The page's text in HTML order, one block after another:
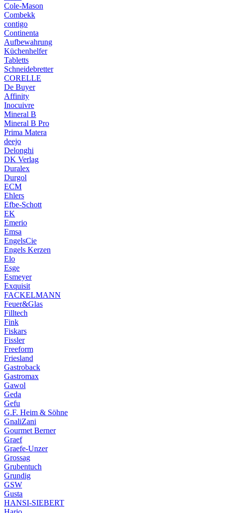
Cole-Mason
Combekk
contigo
Continenta
Aufbewahrung
Küchenhelfer
Tabletts
Schneidebretter
CORELLE
De Buyer
Affinity
Inocuivre
Mineral B
Mineral B Pro
Prima Matera
deejo
Delonghi
DK Verlag
Duralex
Durgol
ECM
Ehlers
Efbe-Schott
EK
Emerio
Emsa
EngelsCie
Engels Kerzen
Elo
Esge
Esmeyer
Exquisit
FACKELMANN
Feuer&Glas
Filltech
Fink
Fiskars
Fissler
Freeform
Friesland
Gastroback
Gastromax
Gawol
Geda
Gefu
G.F. Heim & Söhne
GnaliZani
Gourmet Berner
Graef
Graefe-Unzer
Grossag
Grubentuch
Grundig
GSW
Gusta
HANSI-SIEBERT